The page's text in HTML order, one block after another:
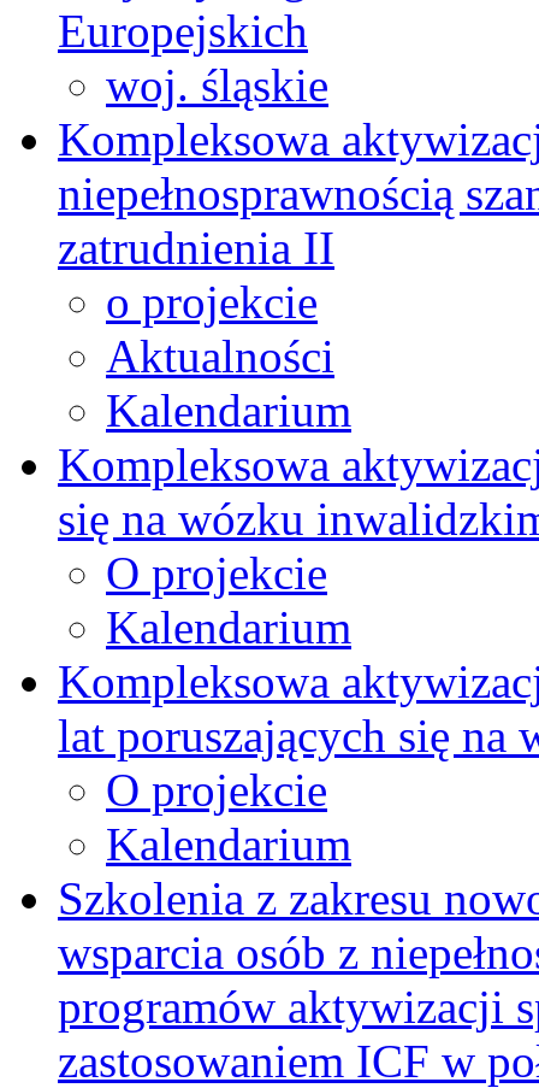
Europejskich
woj. śląskie
Kompleksowa
niepełnosprawnością
zatrudnienia II
o projekcie
Aktualności
Kalendarium
Kompleksowa
się na wózku
O projekcie
Kalendarium
Kompleksowa
lat poruszających się
O projekcie
Kalendarium
Szkolenia z zakresu
wsparcia osób z
programów aktywizacji
zastosowaniem ICF w